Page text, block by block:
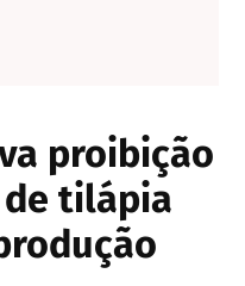
proibição
tilápia